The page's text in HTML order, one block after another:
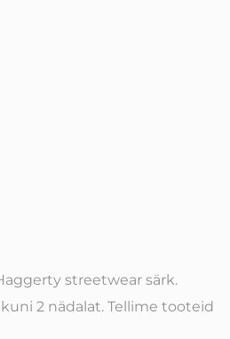
streetwear särk.
2 nädalat. Tellime tooteid